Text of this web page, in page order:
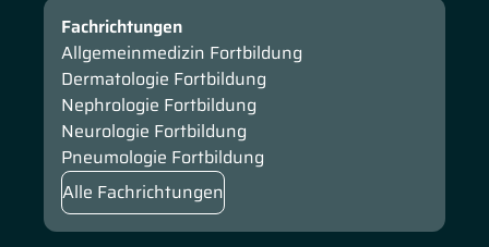
Fachrichtungen
Allgemeinmedizin Fortbildung
Dermatologie Fortbildung
Nephrologie Fortbildung
Neurologie Fortbildung
Pneumologie Fortbildung
Alle Fachrichtungen